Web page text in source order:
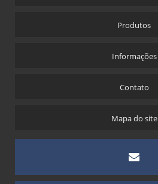
Produtos
Informações
Contato
Mapa do site